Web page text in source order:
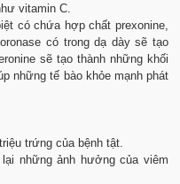
vitamin C.
có chứa hợp chất prexonine,
có trong dạ dày sẽ tạo
sẽ tạo thành những khối
những tế bào khỏe mạnh phát
trứng của bệnh tật.
những ảnh hưởng của viêm